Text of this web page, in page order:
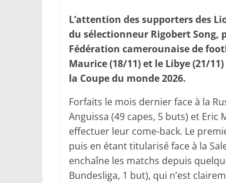
L’attention des supporters des
du sélectionneur Rigobert Song,
Fédération camerounaise de
Maurice (18/11) et le Libye (21/
la Coupe du monde 2026.
Forfaits le mois dernier face à la
Anguissa (49 capes, 5 buts) et
effectuer leur come-back. Le
puis en étant titularisé face à la
enchaîne les matchs depuis
Bundesliga, 1 but), qui n’est